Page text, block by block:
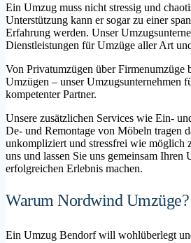
Ein Umzug muss nicht stressig und
Unterstützung kann er sogar zu einer
Erfahrung werden. Unser
Dienstleistungen für Umzüge aller Art
Von Privatumzügen über Firmenumzüge
Umzügen – unser Umzugsunternehmen
kompetenter Partner.
Unsere zusätzlichen Services wie Ein-
De- und Remontage von Möbeln tragen
unkompliziert und stressfrei wie möglich
uns und lassen Sie uns gemeinsam Ihren
erfolgreichen Erlebnis machen.
Warum Nordwind Umzüge?
Ein Umzug Bendorf will wohlüberlegt